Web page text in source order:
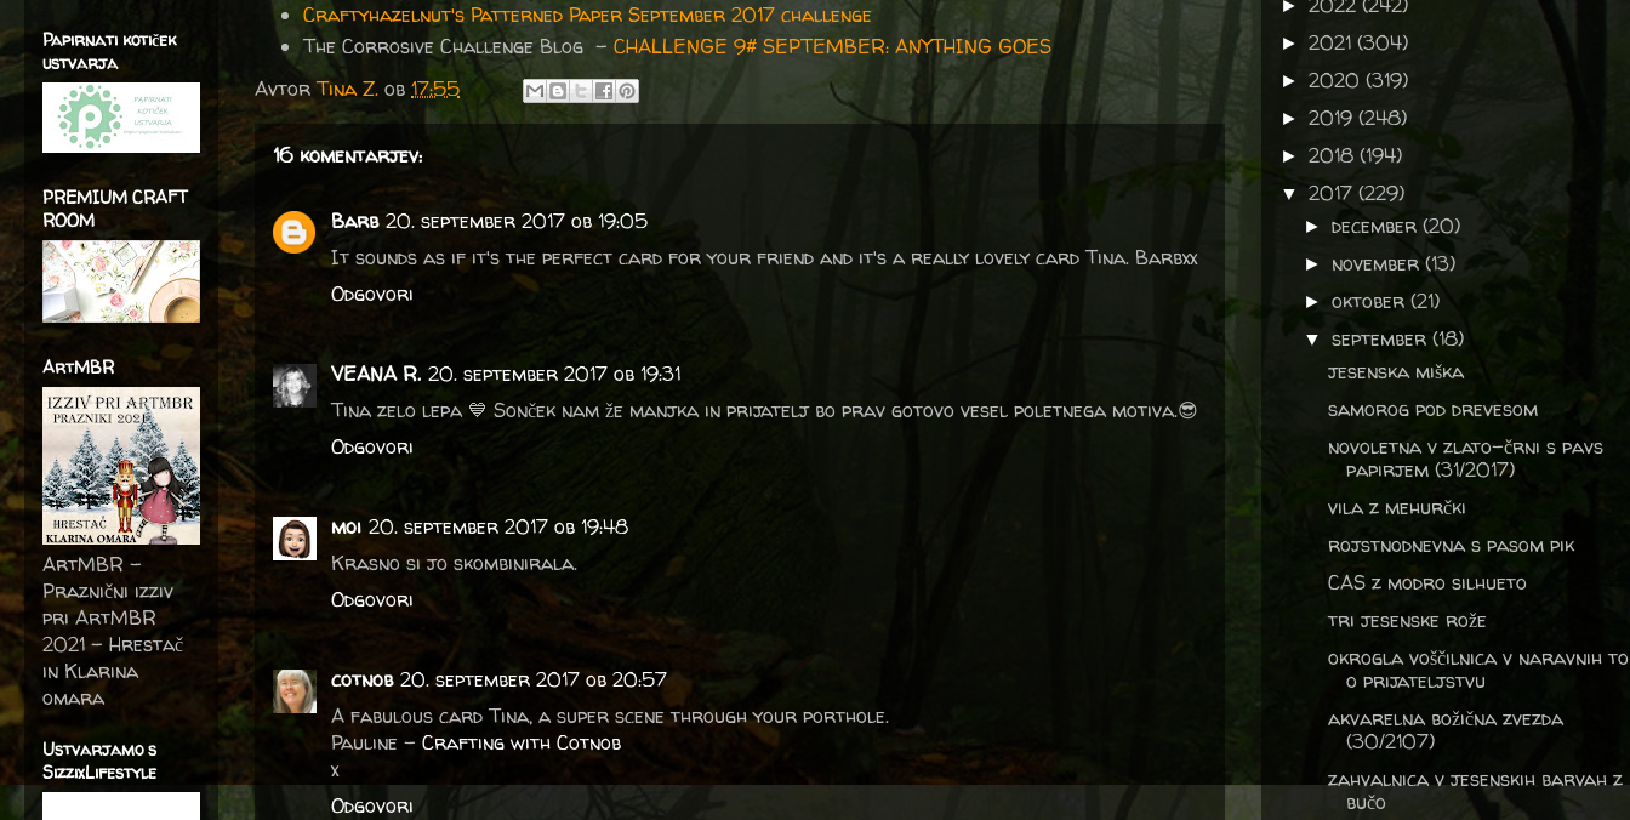
Craftyhazelnut's Patterned Paper September 2017 challenge
The Corrosive Challenge Blog - CHALLENGE 9# SEPTEMBER: ANYTHING GOES
AvtorTina Z. ob 17:55
16 komentarjev:
Barb 20. september 2017 ob 19:05
It sounds as if it's the perfect card for your friend and it's a really lovely card Tina. Barbxx
Odgovori
VEANA R. 20. september 2017 ob 19:31
Tina zelo lepa 💙 Sonček nam že manjka in prijatelj bo prav gotovo vesel poletnega motiva.😎
Odgovori
moi 20. september 2017 ob 19:48
Krasno si jo skombinirala.
Odgovori
cotnob 20. september 2017 ob 20:57
A fabulous card Tina, a super scene through your porthole.
Pauline - Crafting with Cotnob
x
Odgovori
Papirnati kotiček
ustvarja
PREMIUM CRAFT
ROOM
ArtMBR
ArtMBR -
Praznični izziv
pri ArtMBR
2021 – Hrestač
in Klarina
omara
Ustvarjamo s
SizzixLifestyle
►
► 2021 (304)
► 2020 (319)
► 2019 (248)
► 2018 (194)
▼ 2017 (229)
►december(20)
► november(13)
►oktober(21)
▼september(18)
jesenska miška
samorog pod drevesom
novoletna v zlato-črni s pavs
papirjem (31/2017)
vila z mehurčki
rojstnodnevna s pasom pik
CAS z modro silhueto
tri jesenske rože
okrogla voščilnica v naravnih
o prijateljstvu
akvarelna božična zvezda
(30/2107)
zahvalnica v jesenskih barvah z
bučo